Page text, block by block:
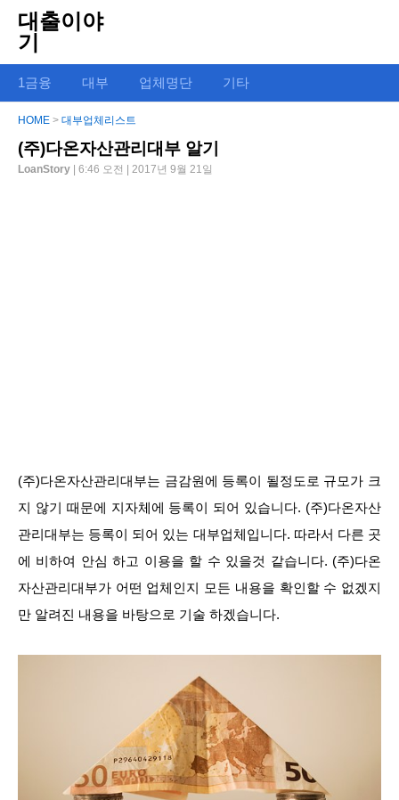
대출이야
기
1금융 대부 업체명단 기타
HOME > 대부업체리스트
(주)다온자산관리대부 알기
LoanStory | 6:46 오전 | 2017년 9월 21일
(주)다온자산관리대부는 금감원에 등록이 될정도로 규모가 크
지 않기 때문에 지자체에 등록이 되어 있습니다. (주)다온자산
관리대부는 등록이 되어 있는 대부업체입니다. 따라서 다른 곳
에 비하여 안심 하고 이용을 할 수 있을것 같습니다. (주)다온
자산관리대부가 어떤 업체인지 모든 내용을 확인할 수 없겠지
만 알려진 내용을 바탕으로 기술 하겠습니다.